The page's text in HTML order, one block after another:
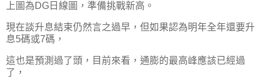
上圖為DG日線圖，準備挑戰新高。
現在談升息結束仍然言之過早，但如果認為明年全年還要升
息5碼或7碼，
這也是預測過了頭，目前來看，通膨的最高峰應該已經過
了，